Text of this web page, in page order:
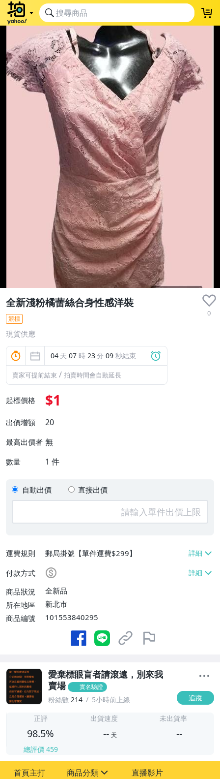
全新淺粉橘蕾絲合身性感洋裝
0
競標
現貨供應
04 天 07 時 23分 08 秒結束
賣家可提前結束 / 拍賣時間會自動延長
起標價格 $1
出價增額 20
最高出價者 無
數量 1 件
自動出價 直接出價
運費規則
郵局掛號【單件運費$299】
付款方式
商品狀況
全新品
所在地區
新北市
商品編號
101553840295
愛棄標眼盲者請滾遠，別來我
賣場
實名驗證
粉絲數 214 5小時前上線 追蹤
正評
98.5%
總評價 459
出貨速度
-- 天
未出貨率
--
首頁主打 商品分類 直播影片